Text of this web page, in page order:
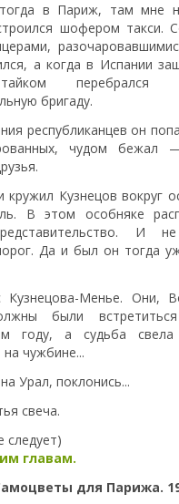
в Париж, там мне
шофером такси.
а когда в Испании
бригаду.
республиканцев он
чудом бежал
Кузнецов вокруг
В этом особняке
И
Да и был он тогда
Кузнецова-Менье. Они,
были
году, а судьба
чужбине...
Урал, поклонись...
свеча.
следует)
главам.
для Парижа.